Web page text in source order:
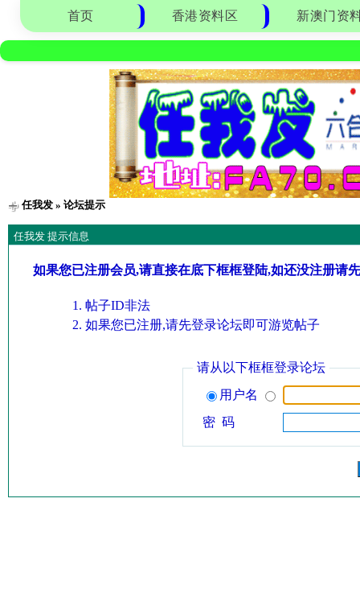
首页 香港资料区 新澳门资
任我发» 论坛提示
任我发 提示信息
如果您已注册会员,请直接在底下框框登陆,如还没注册请
帖子ID非法
如果您已注册,请先登录论坛即可游览帖子
请从以下框框登录论坛
用户名
密 码